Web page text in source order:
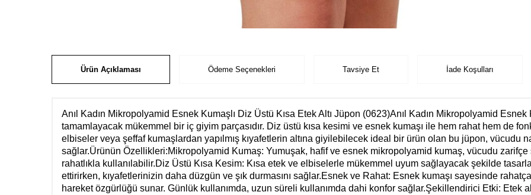
Ürün Açıklaması Ödeme Seçenekleri Tavsiye Et İade Koşulları
Anıl Kadın Mikropolyamid Esnek Kumaşlı Diz Üstü Kısa Etek Altı Jüpon (0623)Anıl Kadın Mikropolyamid Esnek
tamamlayacak mükemmel bir iç giyim parçasıdır. Diz üstü kısa kesimi ve esnek kumaşı ile hem rahat hem de
elbiseler veya şeffaf kumaşlardan yapılmış kıyafetlerin altına giyilebilecek ideal bir ürün olan bu jüpon, vücudu
sağlar.Ürünün Özellikleri:Mikropolyamid Kumaş: Yumuşak, hafif ve esnek mikropolyamid kumaş, vücudu
rahatlıkla kullanılabilir.Diz Üstü Kısa Kesim: Kısa etek ve elbiselerle mükemmel uyum sağlayacak şekilde
ettirirken, kıyafetlerinizin daha düzgün ve şık durmasını sağlar.Esnek ve Rahat: Esnek kumaşı sayesinde
hareket özgürlüğü sunar. Günlük kullanımda, uzun süreli kullanımda dahi konfor sağlar.Şekillendirici Etki: Etek